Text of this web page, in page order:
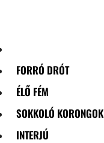
FORRÓ DRÓT
ÉLŐ FÉM
SOKKOLÓ KORONGOK
INTERJÚ